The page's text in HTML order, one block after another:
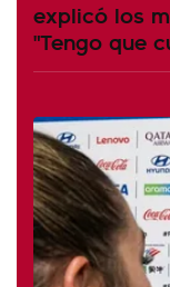
explicó los
"Tengo que